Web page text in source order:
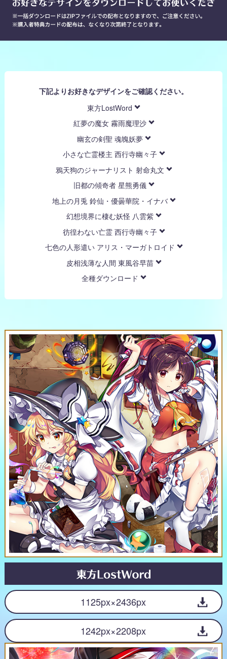
下記よりお好きなデザインをご確認ください。
東方LostWord
紅夢の魔女 霧雨魔理沙
幽玄の剣聖 魂魄妖夢
小さな亡霊楼主 西行寺幽々子
鴉天狗のジャーナリスト 射命丸文
旧都の傾奇者 星熊勇儀
地上の月兎 鈴仙・優曇華院・イナバ
幻想境界に棲む妖怪 八雲紫
彷徨わない亡霊 西行寺幽々子
七色の人形遣い アリス・マーガトロイド
皮相浅薄な人間 東風谷早苗
全種ダウンロード
1125px×2436px
1242px×2208px